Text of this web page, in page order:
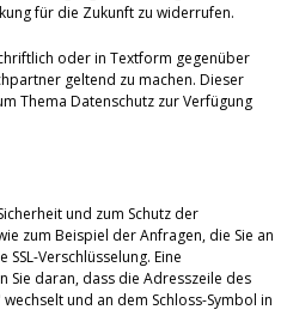
für die Zukunft zu widerrufen.
oder in Textform gegenüber
geltend zu machen. Dieser
Thema Datenschutz zur Verfügung
und zum Schutz der
zum Beispiel der Anfragen, die Sie an
Verschlüsselung. Eine
Sie daran, dass die Adresszeile des
und an dem Schloss-Symbol in